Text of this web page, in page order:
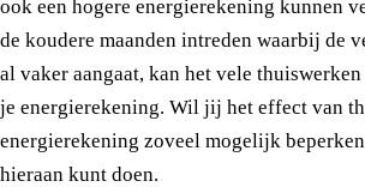
ook een hogere energierekening kunnen
de koudere maanden intreden waarbij de
al vaker aangaat, kan het vele thuiswerken
je energierekening. Wil jij het effect van
energierekening zoveel mogelijk
hieraan kunt doen.